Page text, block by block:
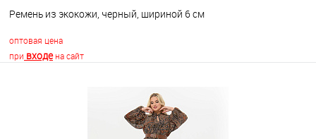
Ремень из экокожи, черный, шириной 6 см
оптовая цена
при входена сайт
В корзину